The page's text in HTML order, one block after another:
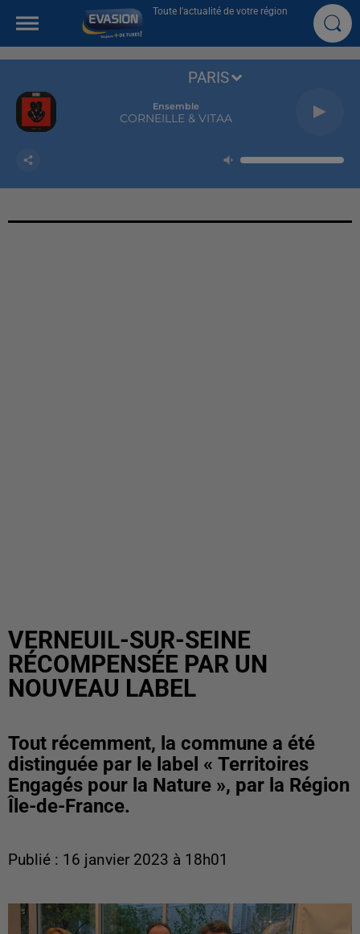
Toute l'actualité de votre région
Ensemble
CORNEILLE & VITAA
PARIS
VERNEUIL-SUR-SEINE
RÉCOMPENSÉE PAR UN
NOUVEAU LABEL
Tout récemment, la commune a été
distinguée par le label « Territoires
Engagés pour la Nature », par la Région
Île-de-France.
Publié : 16 janvier 2023 à 18h01